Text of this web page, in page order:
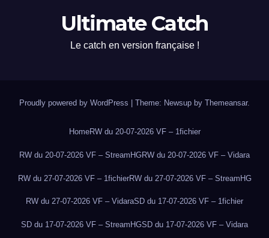
Ultimate Catch
Le catch en version française !
Proudly powered by WordPress | Theme: Newsup by Themeansar.
HomeRW du 20-07-2026 VF – 1fichier
RW du 20-07-2026 VF – StreamHGRW du 20-07-2026 VF – Vidara
RW du 27-07-2026 VF – 1fichierRW du 27-07-2026 VF – StreamHG
RW du 27-07-2026 VF – VidaraSD du 17-07-2026 VF – 1fichier
SD du 17-07-2026 VF – StreamHGSD du 17-07-2026 VF – Vidara